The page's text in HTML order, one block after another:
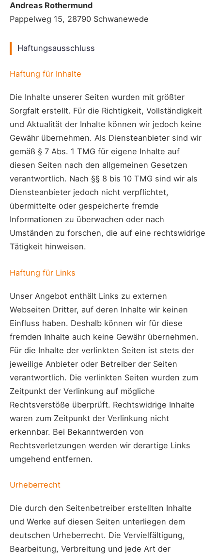
Andreas Rothermund
Pappelweg 15, 28790 Schwanewede
Haftungsausschluss
Haftung für Inhalte
Die Inhalte unserer Seiten wurden mit größter
Sorgfalt erstellt. Für die Richtigkeit, Vollständigkeit
und Aktualität der Inhalte können wir jedoch keine
Gewähr übernehmen. Als Diensteanbieter sind wir
gemäß § 7 Abs. 1 TMG für eigene Inhalte auf
diesen Seiten nach den allgemeinen Gesetzen
verantwortlich. Nach §§ 8 bis 10 TMG sind wir als
Diensteanbieter jedoch nicht verpflichtet,
übermittelte oder gespeicherte fremde
Informationen zu überwachen oder nach
Umständen zu forschen, die auf eine rechtswidrige
Tätigkeit hinweisen.
Haftung für Links
Unser Angebot enthält Links zu externen
Webseiten Dritter, auf deren Inhalte wir keinen
Einfluss haben. Deshalb können wir für diese
fremden Inhalte auch keine Gewähr übernehmen.
Für die Inhalte der verlinkten Seiten ist stets der
jeweilige Anbieter oder Betreiber der Seiten
verantwortlich. Die verlinkten Seiten wurden zum
Zeitpunkt der Verlinkung auf mögliche
Rechtsverstöße überprüft. Rechtswidrige Inhalte
waren zum Zeitpunkt der Verlinkung nicht
erkennbar. Bei Bekanntwerden von
Rechtsverletzungen werden wir derartige Links
umgehend entfernen.
Urheberrecht
Die durch den Seitenbetreiber erstellten Inhalte
und Werke auf diesen Seiten unterliegen dem
deutschen Urheberrecht. Die Vervielfältigung,
Bearbeitung, Verbreitung und jede Art der